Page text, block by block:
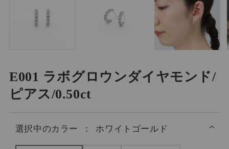
E001 ラボグロウンダイヤモンド/
ピアス/0.50ct
選択中のカラー ： ホワイトゴールド